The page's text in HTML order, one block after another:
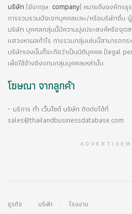
บริษัท (อังกฤษ: company) หมายถึงองค์กรธุ
การรวบรวมปัจเจกบุคคลและ/หรือบริษัทอื่น
บริษัท บุคคลกลุ่มนี้มีความมุ่งประสงค์หรือจุด
แสวงหาผลกำไร การรวมกลุ่มเช่นนี้สามารถก
บริษัทเองนั้นก็จะถือว่าเป็นนิติบุคคล (legal
เพื่อใช้อ้างอิงแทนกลุ่มบุคคลเหล่านั้น
โฆษณา จากลูกค้า
- บริการ ทำ เว็บไซต์ บริษัท ติดต่อได้ที่
sales@thailandbusinessdatabase.com
ธุรกิจ บริษัท โรงงาน